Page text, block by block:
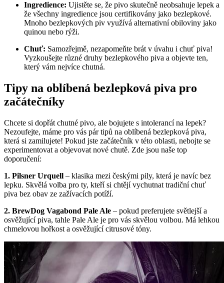
Ingredience: Ujistěte se, že pivo skutečně neobsahuje lepek a
že všechny ingredience jsou certifikovány jako bezlepkové.
Mnoho bezlepkových piv využívá alternativní obiloviny jako
quinou nebo rýži.
Chuť: Samozřejmě, nezapomeňte brát v úvahu i chuť piva!
Vyzkoušejte různé druhy bezlepkového piva a objevte ten,
který vám nejvíce chutná.
Tipy na oblíbená bezlepková piva pro
začátečníky
Chcete si dopřát chutné pivo, ale bojujete s intolerancí na lepek?
Nezoufejte, máme pro vás pár tipů na oblíbená bezlepková piva,
která si zamilujete! Pokud jste začátečník v této oblasti, nebojte se
experimentovat a objevovat nové chutě. Zde jsou naše top
doporučení:
1. Pilsner Urquell – klasika mezi českými pily, která je navíc bez
lepku. Skvělá volba pro ty, kteří si chtějí vychutnat tradiční chuť
piva bez obav ze zažívacích potíží.
2. BrewDog Vagabond Pale Ale – pokud preferujete světlejší a
osvěžující piva, tahle Pale Ale je pro vás skvělou volbou. Má lehkou
chmelovou hořkost a osvěžující citrusové tóny.